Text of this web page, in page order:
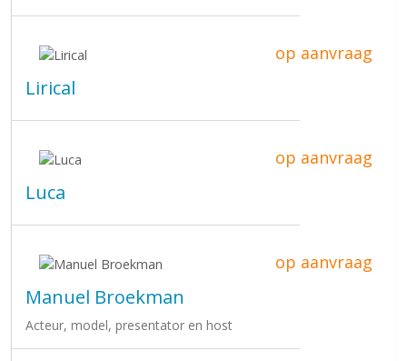
Lirical
op aanvraag
Luca
op aanvraag
Manuel Broekman
Acteur, model, presentator en host
op aanvraag